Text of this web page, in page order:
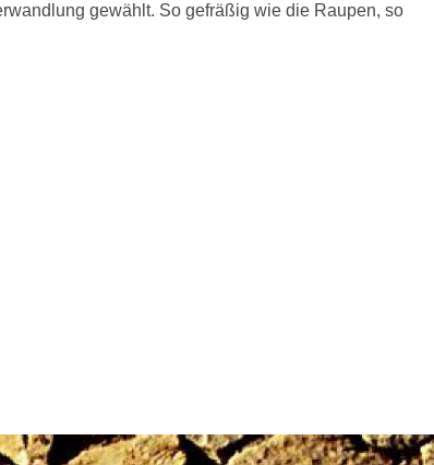
gewählt. So gefräßig wie die Raupen, so